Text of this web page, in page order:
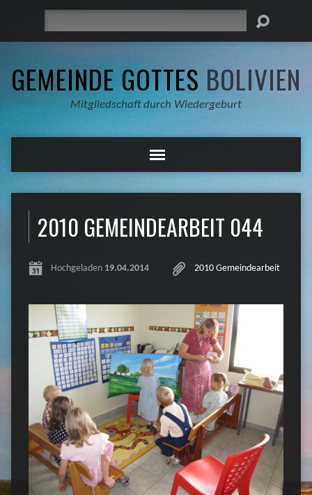
GEMEINDE GOTTES BOLIVIEN
Mitgliedschaft durch Wiedergeburt
2010 GEMEINDEARBEIT 044
Hochgeladen 19.04.2014 2010 Gemeindearbeit